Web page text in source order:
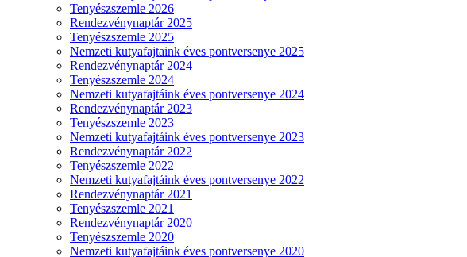
Tenyészszemle 2026
Rendezvénynaptár 2025
Tenyészszemle 2025
Nemzeti kutyafajtaink éves pontversenye 2025
Rendezvénynaptár 2024
Tenyészszemle 2024
Nemzeti kutyafajtáink éves pontversenye 2024
Rendezvénynaptár 2023
Tenyészszemle 2023
Nemzeti kutyafajtáink éves pontversenye 2023
Rendezvénynaptár 2022
Tenyészszemle 2022
Nemzeti kutyafajtáink éves pontversenye 2022
Rendezvénynaptár 2021
Tenyészszemle 2021
Rendezvénynaptár 2020
Tenyészszemle 2020
Nemzeti kutyafajtáink éves pontversenye 2020